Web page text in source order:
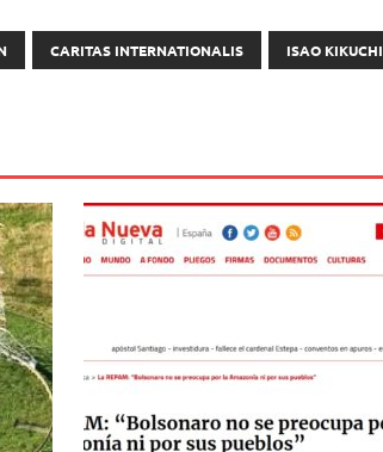
CARITAS INTERNATIONALIS ISAO KIKUCHI